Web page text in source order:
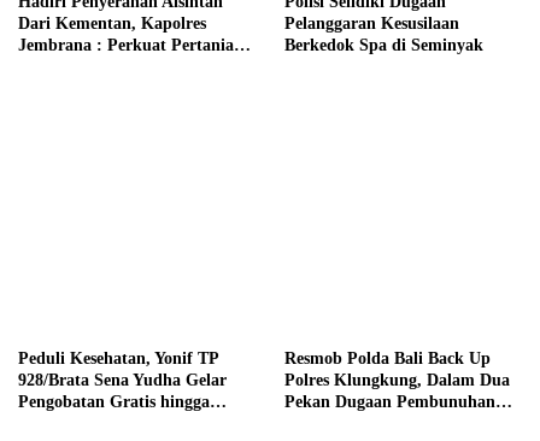
Dari Kementan, Kapolres
Jembrana : Perkuat Pertanian
Pelanggaran Kesusilaan
Berkedok Spa di Seminyak
Peduli Kesehatan, Yonif TP
928/Brata Sena Yudha Gelar
Pengobatan Gratis hingga
Resmob Polda Bali Back Up
Polres Klungkung, Dalam Dua
Pekan Dugaan Pembunuhan